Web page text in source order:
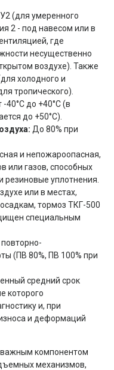
У2 (для умеренного
2 - под навесом или в
где
несущественно
воздухе). Также
холодного и
тропического).
-40°C до +40°C (в
до +50°C).
До 80% при
и непожароопасная,
или газов, способных
уплотнения.
или в местах,
тормоз ТКГ-500
специальным
(ПВ 80%, ПВ 100% при
средний срок
которого
и, при
и деформаций
компонентом
механизмов,